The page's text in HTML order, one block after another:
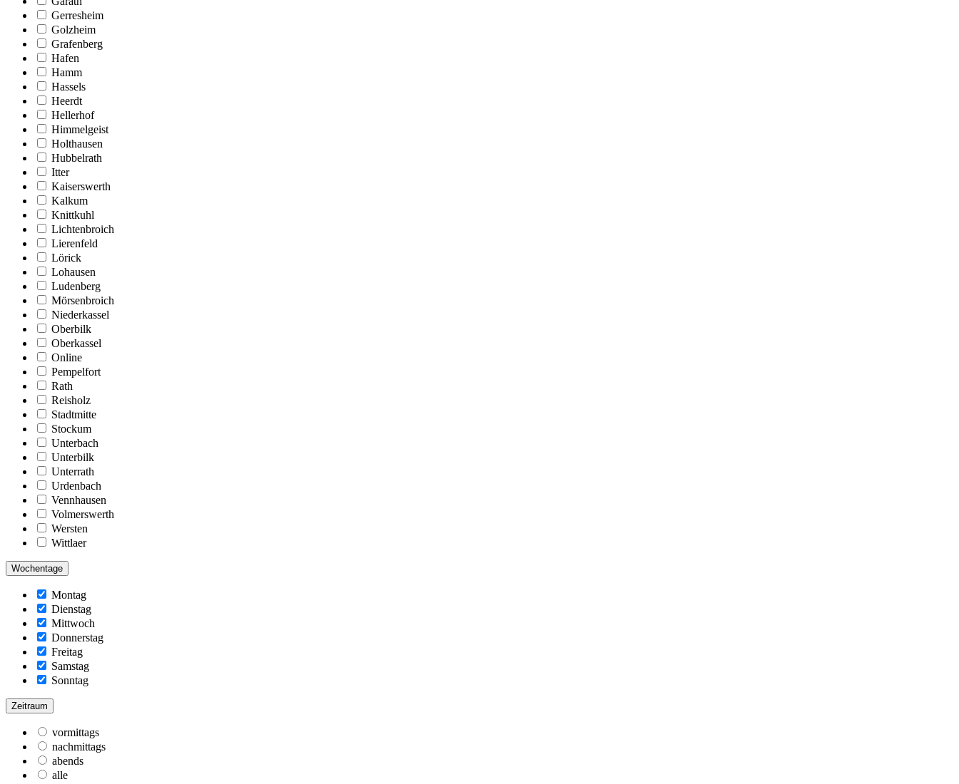
Gerresheim
Golzheim
Grafenberg
Hafen
Hamm
Hassels
Heerdt
Hellerhof
Himmelgeist
Holthausen
Hubbelrath
Itter
Kaiserswerth
Kalkum
Knittkuhl
Lichtenbroich
Lierenfeld
Lörick
Lohausen
Ludenberg
Mörsenbroich
Niederkassel
Oberbilk
Oberkassel
Online
Pempelfort
Rath
Reisholz
Stadtmitte
Stockum
Unterbach
Unterbilk
Unterrath
Urdenbach
Vennhausen
Volmerswerth
Wersten
Wittlaer
Wochentage
Montag
Dienstag
Mittwoch
Donnerstag
Freitag
Samstag
Sonntag
Zeitraum
vormittags
nachmittags
abends
alle